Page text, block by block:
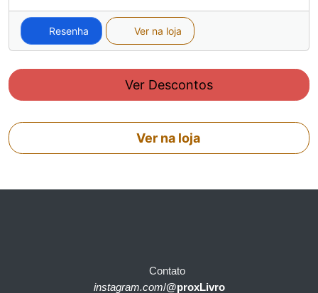
Resenha Ver na loja
Ver Descontos
Ver na loja
Contato
instagram.com/@proxLivro